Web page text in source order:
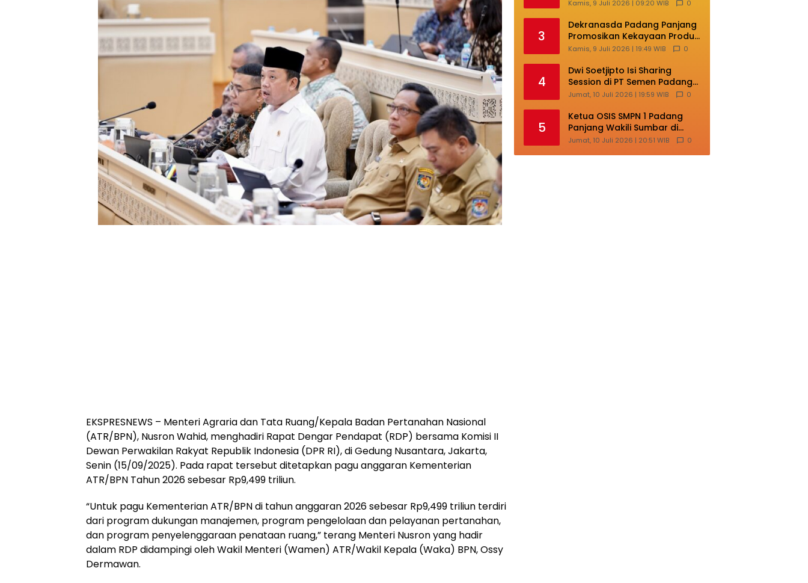
EKSPRESNEWS – Menteri Agraria dan Tata Ruang/Kepala Badan Pertanahan Nasional
(ATR/BPN), Nusron Wahid, menghadiri Rapat Dengar Pendapat (RDP) bersama Komisi II
Dewan Perwakilan Rakyat Republik Indonesia (DPR RI), di Gedung Nusantara, Jakarta,
Senin (15/09/2025). Pada rapat tersebut ditetapkan pagu anggaran Kementerian
ATR/BPN Tahun 2026 sebesar Rp9,499 triliun.
“Untuk pagu Kementerian ATR/BPN di tahun anggaran 2026 sebesar Rp9,499 triliun terdiri
dari program dukungan manajemen, program pengelolaan dan pelayanan pertanahan,
dan program penyelenggaraan penataan ruang,” terang Menteri Nusron yang hadir
dalam RDP didampingi oleh Wakil Menteri (Wamen) ATR/Wakil Kepala (Waka) BPN, Ossy
Dermawan.
Kehilangan Ruang
Berkembang
Kamis, 9 Juli 2026 | 09:20 WIB 0
3
Dekranasda Padang Panjang
Promosikan Kekayaan Produk
Lokal di Ajang Nasional
Kamis, 9 Juli 2026 | 19:49 WIB 0
4
Dwi Soetjipto Isi Sharing
Session di PT Semen Padang;
Perusahaan Dituntut Lakukan
Jumat, 10 Juli 2026 | 19:59 WIB 0
5
Ketua OSIS SMPN 1 Padang
Panjang Wakili Sumbar di
Ajang Nasional Bintang Sobat
Jumat, 10 Juli 2026 | 20:51 WIB 0